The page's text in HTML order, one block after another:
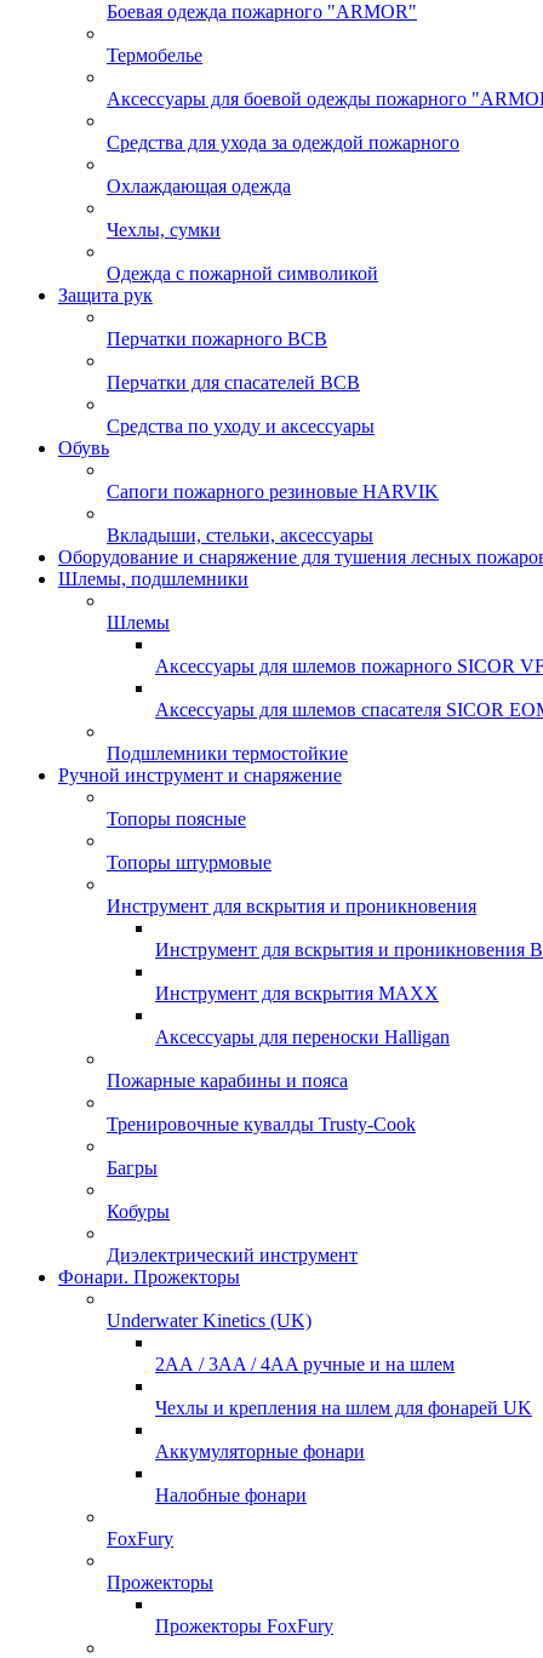
Боевая одежда пожарного "ARMOR"
Термобелье
Аксессуары для боевой одежды пожарного
Средства для ухода за одеждой пожарного
Охлаждающая одежда
Чехлы, сумки
Одежда с пожарной символикой
Защита рук
Перчатки пожарного ВСВ
Перчатки для спасателей ВСВ
Средства по уходу и аксессуары
Обувь
Сапоги пожарного резиновые HARVIK
Вкладыши, стельки, аксессуары
Оборудование и снаряжение для тушения лесных
Шлемы, подшлемники
Шлемы
Аксессуары для шлемов пожарного SICOR
Аксессуары для шлемов спасателя SICOR
Подшлемники термостойкие
Ручной инструмент и снаряжение
Топоры поясные
Топоры штурмовые
Инструмент для вскрытия и проникновения
Инструмент для вскрытия и проникновения
Инструмент для вскрытия MAXX
Аксессуары для переноски Halligan
Пожарные карабины и пояса
Тренировочные кувалды Trusty-Cook
Багры
Кобуры
Диэлектрический инструмент
Фонари. Прожекторы
Underwater Kinetics (UK)
2АА / 3AA / 4AA ручные и на шлем
Чехлы и крепления на шлем для фонарей UK
Аккумуляторные фонари
Налобные фонари
FoxFury
Прожекторы
Прожекторы FoxFury